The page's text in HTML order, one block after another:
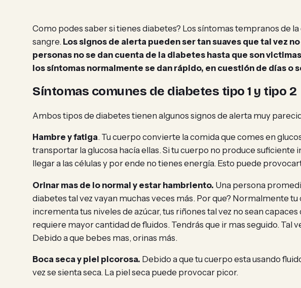
Como podes saber si tienes diabetes? Los síntomas tempranos de
sangre. Los signos de alerta pueden ser tan suaves que tal vez
personas no se dan cuenta de la diabetes hasta que son
los síntomas normalmente se dan rápido, en cuestión de días o
Síntomas comunes de diabetes tipo 1 y tipo 2
Ambos tipos de diabetes tienen algunos signos de alerta muy
Hambre y fatiga. Tu cuerpo convierte la comida que comes en
transportar la glucosa hacía ellas. Si tu cuerpo no produce suficiente
llegar a las células y por ende no tienes energía. Esto puede
Orinar mas de lo normal y estar hambriento. Una persona
diabetes tal vez vayan muchas veces más. Por que? Normalmente
incrementa tus niveles de azúcar, tus riñones tal vez no sean
requiere mayor cantidad de fluidos. Tendrás que ir mas seguido.
Debido a que bebes mas, orinas más.
Boca seca y piel picorosa. Debido a que tu cuerpo esta usando
vez se sienta seca. La piel seca puede provocar picor.